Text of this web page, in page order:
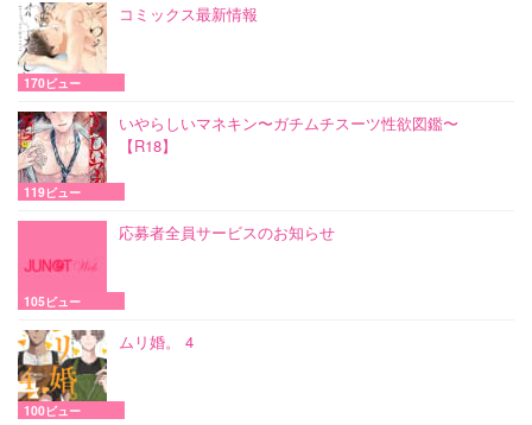
コミックス最新情報
170ビュー
いやらしいマネキン〜ガチムチスーツ性欲図鑑〜
【R18】
119ビュー
応募者全員サービスのお知らせ
105ビュー
ムリ婚。 4
100ビュー